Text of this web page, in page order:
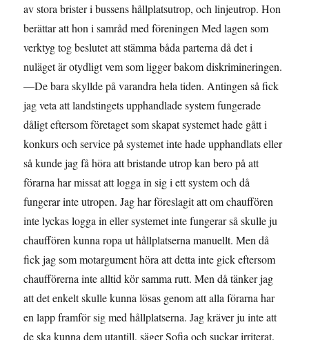
av stora brister i bussens hållplatsutrop, och linjeutrop. Hon
berättar att hon i samråd med föreningen Med lagen som
verktyg tog beslutet att stämma båda parterna då det i
nuläget är otydligt vem som ligger bakom diskrimineringen.
—De bara skyllde på varandra hela tiden. Antingen så fick
jag veta att landstingets upphandlade system fungerade
dåligt eftersom företaget som skapat systemet hade gått i
konkurs och service på systemet inte hade upphandlats eller
så kunde jag få höra att bristande utrop kan bero på att
förarna har missat att logga in sig i ett system och då
fungerar inte utropen. Jag har föreslagit att om chauffören
inte lyckas logga in eller systemet inte fungerar så skulle ju
chauffören kunna ropa ut hållplatserna manuellt. Men då
fick jag som motargument höra att detta inte gick eftersom
chaufförerna inte alltid kör samma rutt. Men då tänker jag
att det enkelt skulle kunna lösas genom att alla förarna har
en lapp framför sig med hållplatserna. Jag kräver ju inte att
de ska kunna dem utantill, säger Sofia och suckar irriterat.